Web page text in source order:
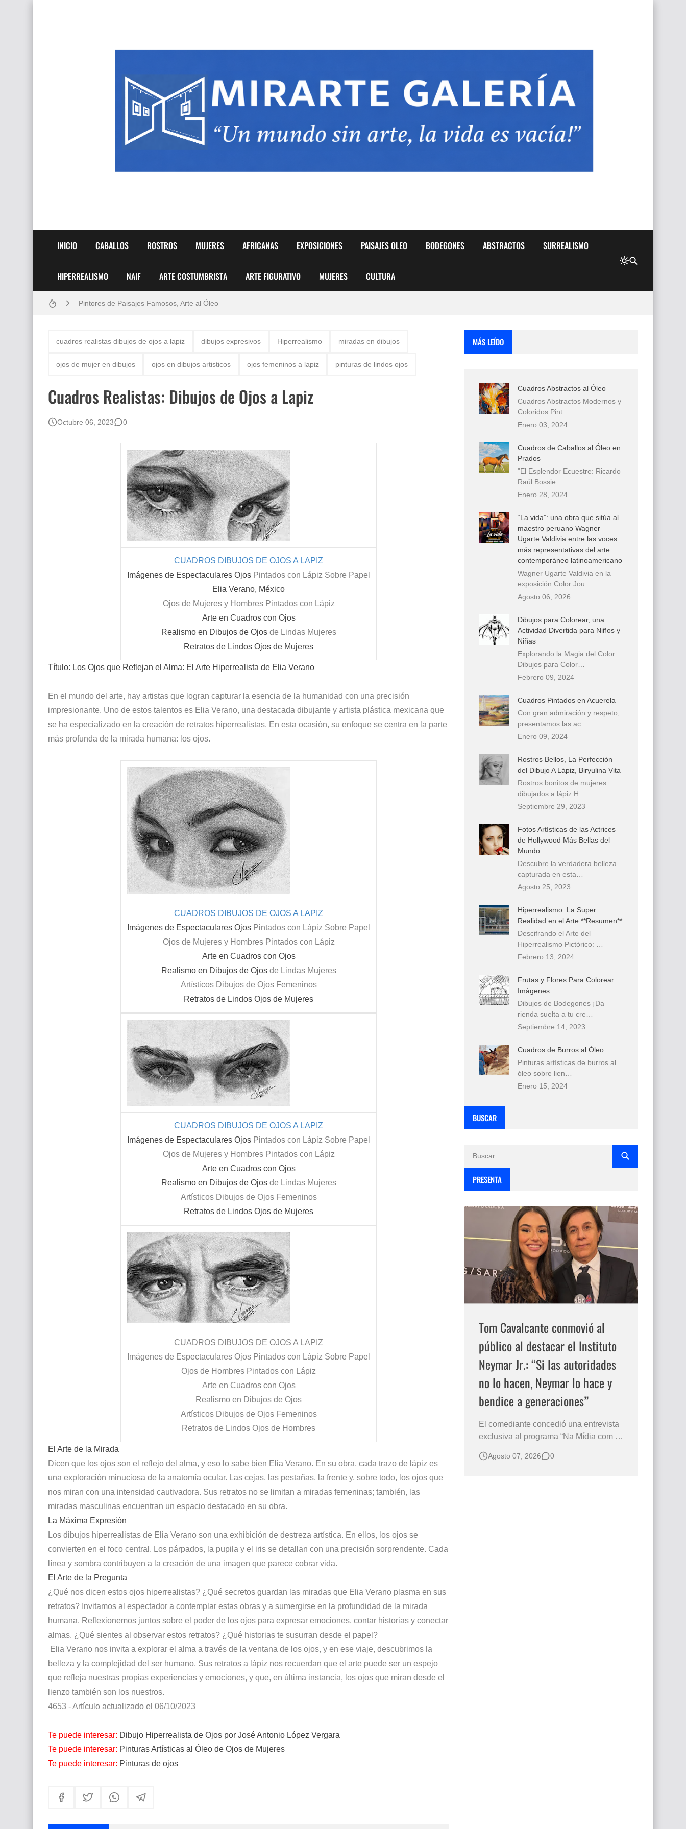
INICIO CABALLOS ROSTROS MUJERES AFRICANAS EXPOSICIONES PAISAJES OLEO BODEGONES ABSTRACTOS SURREALISMO
HIPERREALISMO NAIF ARTE COSTUMBRISTA ARTE FIGURATIVO MUJERES CULTURA
Frutas y Flores Para Colorear Imágenes
Pintores de Paisajes Famosos, Arte al Óleo
San Valentín Dibujos a Lápiz del 14 de Febrero
Rostros Bellos, La Perfección del Dibujo A Lápiz, Biryulina Vita
Fotos Artísticas de las Actrices de Hollywood Más Bellas del Mundo
Que significan los cuadros de negras africanas?
El mundo del arte en pintura surrealista
cuadros realistas dibujos de ojos a lapiz dibujos expresivos Hiperrealismo miradas en dibujos
ojos de mujer en dibujos ojos en dibujos artisticos ojos femeninos a lapiz pinturas de lindos ojos
Cuadros Realistas: Dibujos de Ojos a Lapiz
Octubre 06, 2023 0
CUADROS DIBUJOS DE OJOS A LAPIZ
Imágenes de Espectaculares Ojos Pintados con Lápiz Sobre Papel
Elia Verano, México
Ojos de Mujeres y Hombres Pintados con Lápiz
Arte en Cuadros con Ojos
Realismo en Dibujos de Ojosde Lindas Mujeres
Retratos de Lindos Ojos de Mujeres
Título: Los Ojos que Reflejan el Alma: El Arte Hiperrealista de Elia Verano
En el mundo del arte, hay artistas que logran capturar la esencia de la humanidad con una precisión
impresionante. Uno de estos talentos es Elia Verano, una destacada dibujante y artista plástica mexicana que
se ha especializado en la creación de retratos hiperrealistas. En esta ocasión, su enfoque se centra en la parte
más profunda de la mirada humana: los ojos.
CUADROS DIBUJOS DE OJOS A LAPIZ
Imágenes de Espectaculares Ojos Pintados con Lápiz Sobre Papel
Ojos de Mujeres y Hombres Pintados con Lápiz
Arte en Cuadros con Ojos
Realismo en Dibujos de Ojosde Lindas Mujeres
ArtísticosDibujos de Ojos Femeninos
Retratos de Lindos Ojos de Mujeres
CUADROS DIBUJOS DE OJOS A LAPIZ
Imágenes de Espectaculares Ojos Pintados con Lápiz Sobre Papel
Ojos de Mujeres y Hombres Pintados con Lápiz
Arte en Cuadros con Ojos
Realismo en Dibujos de Ojosde Lindas Mujeres
ArtísticosDibujos de Ojos Femeninos
Retratos de Lindos Ojos de Mujeres
CUADROS DIBUJOS DE OJOS A LAPIZ
Imágenes de Espectaculares Ojos Pintados con Lápiz Sobre Papel
Ojos de Hombres Pintados con Lápiz
Arte en Cuadros con Ojos
Realismo en Dibujos de Ojos
ArtísticosDibujos de Ojos Femeninos
Retratos de Lindos Ojos de Hombres
El Arte de la Mirada
Dicen que los ojos son el reflejo del alma, y eso lo sabe bien Elia Verano. En su obra, cada trazo de lápiz es
una exploración minuciosa de la anatomía ocular. Las cejas, las pestañas, la frente y, sobre todo, los ojos que
nos miran con una intensidad cautivadora. Sus retratos no se limitan a miradas femeninas; también, las
miradas masculinas encuentran un espacio destacado en su obra.
La Máxima Expresión
Los dibujos hiperrealistas de Elia Verano son una exhibición de destreza artística. En ellos, los ojos se
convierten en el foco central. Los párpados, la pupila y el iris se detallan con una precisión sorprendente. Cada
línea y sombra contribuyen a la creación de una imagen que parece cobrar vida.
El Arte de la Pregunta
¿Qué nos dicen estos ojos hiperrealistas? ¿Qué secretos guardan las miradas que Elia Verano plasma en sus
retratos? Invitamos al espectador a contemplar estas obras y a sumergirse en la profundidad de la mirada
humana. Reflexionemos juntos sobre el poder de los ojos para expresar emociones, contar historias y conectar
almas. ¿Qué sientes al observar estos retratos? ¿Qué historias te susurran desde el papel?
Elia Verano nos invita a explorar el alma a través de la ventana de los ojos, y en ese viaje, descubrimos la
belleza y la complejidad del ser humano. Sus retratos a lápiz nos recuerdan que el arte puede ser un espejo
que refleja nuestras propias experiencias y emociones, y que, en última instancia, los ojos que miran desde el
lienzo también son los nuestros.
4653 - Artículo actualizado el 06/10/2023
Te puede interesar: Dibujo Hiperrealista de Ojos por José Antonio López Vergara
Te puede interesar: Pinturas Artísticas al Óleo de Ojos de Mujeres
Te puede interesar: Pinturas de ojos
MÁS LEÍDO
Cuadros Abstractos al Óleo
Cuadros Abstractos Modernos y
Coloridos Pint…
Enero 03, 2024
Cuadros de Caballos al Óleo en
Prados
"El Esplendor Ecuestre: Ricardo
Raúl Bossie…
Enero 28, 2024
“La vida”: una obra que sitúa al
maestro peruano Wagner
Ugarte Valdivia entre las voces
más representativas del arte
contemporáneo latinoamericano
Wagner Ugarte Valdivia en la
exposición Color Jou…
Agosto 06, 2026
Dibujos para Colorear, una
Actividad Divertida para Niños y
Niñas
Explorando la Magia del Color:
Dibujos para Color…
Febrero 09, 2024
Cuadros Pintados en Acuerela
Con gran admiración y respeto,
presentamos las ac…
Enero 09, 2024
Rostros Bellos, La Perfección
del Dibujo A Lápiz, Biryulina Vita
Rostros bonitos de mujeres
dibujados a lápiz H…
Septiembre 29, 2023
Fotos Artísticas de las Actrices
de Hollywood Más Bellas del
Mundo
Descubre la verdadera belleza
capturada en esta…
Agosto 25, 2023
Hiperrealismo: La Super
Realidad en el Arte **Resumen**
Descifrando el Arte del
Hiperrealismo Pictórico: …
Febrero 13, 2024
Frutas y Flores Para Colorear
Imágenes
Dibujos de Bodegones ¡Da
rienda suelta a tu cre…
Septiembre 14, 2023
Cuadros de Burros al Óleo
Pinturas artísticas de burros al
óleo sobre lien…
Enero 15, 2024
BUSCAR
PRESENTA
Tom Cavalcante conmovió al
público al destacar el Instituto
Neymar Jr.: “Si las autoridades
no lo hacen, Neymar lo hace y
bendice a generaciones”
El comediante concedió una entrevista
exclusiva al programa “Na Mídia com a
Subasta del Instituto Neymar Jr., uno de
Agosto 07, 2026 0